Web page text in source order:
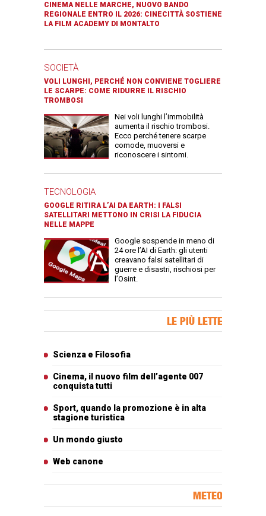
CINEMA NELLE MARCHE, NUOVO BANDO
REGIONALE ENTRO IL 2026: CINECITTÀ SOSTIENE
LA FILM ACADEMY DI MONTALTO
SOCIETÀ
VOLI LUNGHI, PERCHÉ NON CONVIENE TOGLIERE
LE SCARPE: COME RIDURRE IL RISCHIO
TROMBOSI
Nei voli lunghi l’immobilità
aumenta il rischio trombosi.
Ecco perché tenere scarpe
comode, muoversi e
riconoscere i sintomi.
TECNOLOGIA
GOOGLE RITIRA L’AI DA EARTH: I FALSI
SATELLITARI METTONO IN CRISI LA FIDUCIA
NELLE MAPPE
Google sospende in meno di
24 ore l’AI di Earth: gli utenti
creavano falsi satellitari di
guerre e disastri, rischiosi per
l’Osint.
LE PIÙ LETTE
Scienza e Filosofia
Cinema, il nuovo film dell’agente 007
conquista tutti
Sport, quando la promozione è in alta
stagione turistica
Un mondo giusto
Web canone
METEO